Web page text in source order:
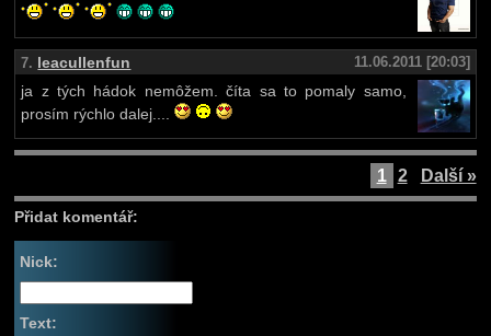
7. leacullenfun
11.06.2011 [20:03]
ja z tých hádok nemôžem. číta sa to pomaly samo,
prosím rýchlo dalej....
1 2 Další »
Přidat komentář:
Nick:
Text: